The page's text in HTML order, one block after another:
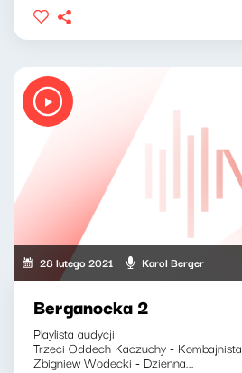
28 lutego 2021 Karol Berger
Berganocka 2
Playlista audycji:
Trzeci Oddech Kaczuchy - Kombajnista
Zbigniew Wodecki - Dzienna...